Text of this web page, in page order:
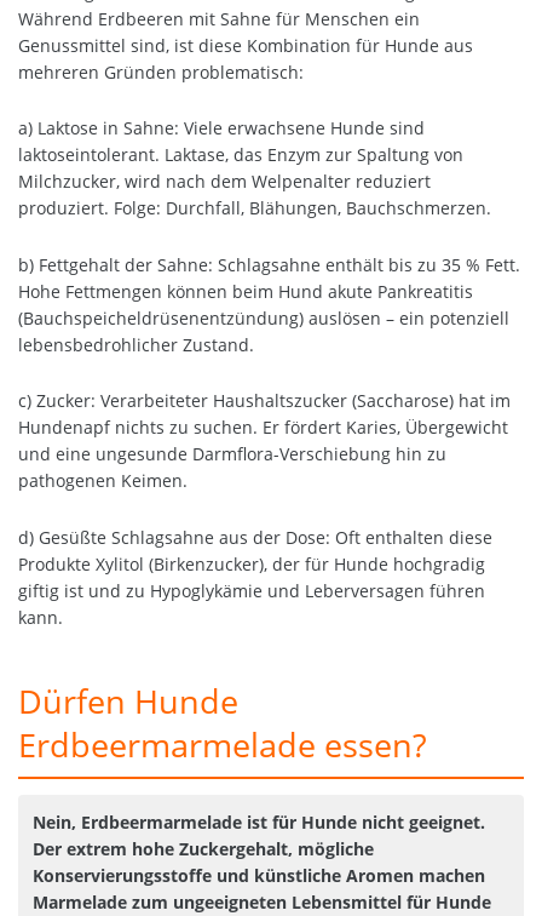
Während Erdbeeren mit Sahne für Menschen ein
Genussmittel sind, ist diese Kombination für Hunde aus
mehreren Gründen problematisch:
a) Laktose in Sahne: Viele erwachsene Hunde sind
laktoseintolerant. Laktase, das Enzym zur Spaltung von
Milchzucker, wird nach dem Welpenalter reduziert
produziert. Folge: Durchfall, Blähungen, Bauchschmerzen.
b) Fettgehalt der Sahne: Schlagsahne enthält bis zu 35 % Fett.
Hohe Fettmengen können beim Hund akute Pankreatitis
(Bauchspeicheldrüsenentzündung) auslösen – ein potenziell
lebensbedrohlicher Zustand.
c) Zucker: Verarbeiteter Haushaltszucker (Saccharose) hat im
Hundenapf nichts zu suchen. Er fördert Karies, Übergewicht
und eine ungesunde Darmflora-Verschiebung hin zu
pathogenen Keimen.
d) Gesüßte Schlagsahne aus der Dose: Oft enthalten diese
Produkte Xylitol (Birkenzucker), der für Hunde hochgradig
giftig ist und zu Hypoglykämie und Leberversagen führen
kann.
Dürfen Hunde
Erdbeermarmelade essen?
Nein, Erdbeermarmelade ist für Hunde nicht geeignet.
Der extrem hohe Zuckergehalt, mögliche
Konservierungsstoffe und künstliche Aromen machen
Marmelade zum ungeeigneten Lebensmittel für Hunde